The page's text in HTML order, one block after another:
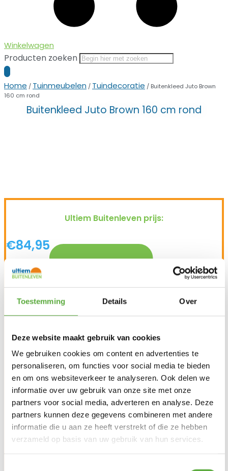
Toestemming Details Over
Deze website maakt gebruik van cookies
We gebruiken cookies om content en advertenties te
personaliseren, om functies voor social media te bieden
en om ons websiteverkeer te analyseren. Ook delen we
informatie over uw gebruik van onze site met onze
partners voor social media, adverteren en analyse. Deze
partners kunnen deze gegevens combineren met andere
informatie die u aan ze heeft verstrekt of die ze hebben
verzameld op basis van uw gebruik van hun services.
Winkelwagen
Producten zoeken
Home / Tuinmeubelen / Tuindecoratie / Buitenkleed Juto Brown
160 cm rond
Buitenkleed Juto Brown 160 cm rond
Ultiem Buitenleven prijs:
€84,95
Gratis verzending vanaf €250,-*